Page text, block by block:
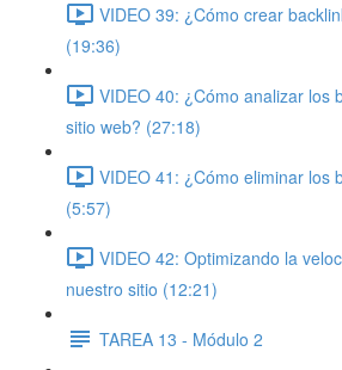
VIDEO 39: ¿Cómo crear
(19:36)
VIDEO 40: ¿Cómo analizar los
sitio web? (27:18)
VIDEO 41: ¿Cómo eliminar los
(5:57)
VIDEO 42: Optimizando la
nuestro sitio (12:21)
TAREA 13 - Módulo 2